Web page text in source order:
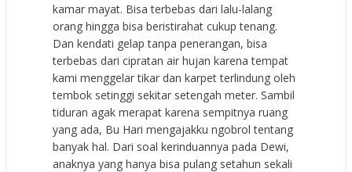
kamar mayat. Bisa terbebas dari lalu-lalang
orang hingga bisa beristirahat cukup tenang.
Dan kendati gelap tanpa penerangan, bisa
terbebas dari cipratan air hujan karena tempat
kami menggelar tikar dan karpet terlindung oleh
tembok setinggi sekitar setengah meter. Sambil
tiduran agak merapat karena sempitnya ruang
yang ada, Bu Hari mengajakku ngobrol tentang
banyak hal. Dari soal kerinduannya pada Dewi,
anaknya yang hanya bisa pulang setahun sekali